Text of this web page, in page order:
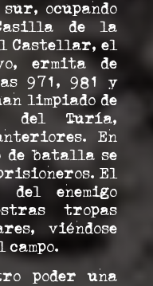
ocupando
de la
Castellar, el
ermita de
971, 981 y
limpiado de
del Turía,
En
de batalla se
El
del enemigo
tropas
viéndose
campo.
poder una